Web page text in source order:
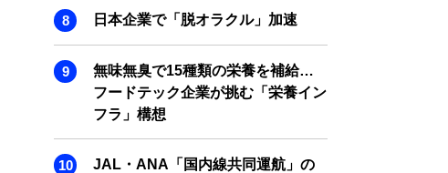
日本企業で「脱オラクル」加速
無味無臭で15種類の栄養を補給…
フードテック企業が挑む「栄養イン
フラ」構想
JAL・ANA「国内線共同運航」の